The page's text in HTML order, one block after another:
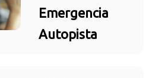
Emergencia
Autopista